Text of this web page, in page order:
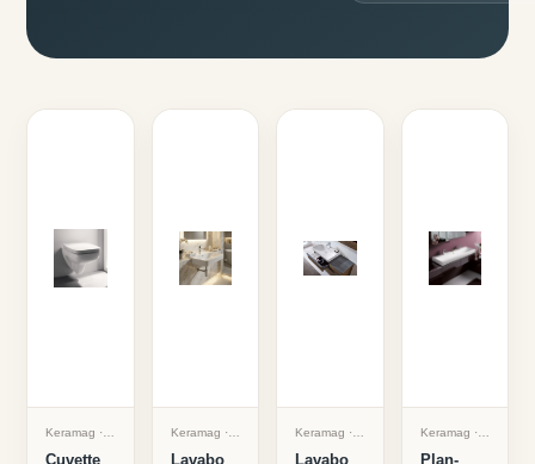
Keramag · Réf. KER001
Cuvette
Keramag · Réf. KER002
Lavabo
Keramag · Réf. KER003
Lavabo
Keramag · Réf.
Plan-